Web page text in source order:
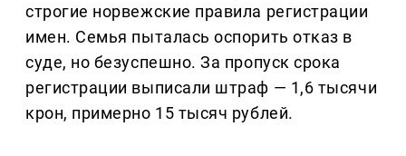
строгие норвежские правила регистрации
имен. Семья пыталась оспорить отказ в
суде, но безуспешно. За пропуск срока
регистрации выписали штраф — 1,6 тысячи
крон, примерно 15 тысяч рублей.